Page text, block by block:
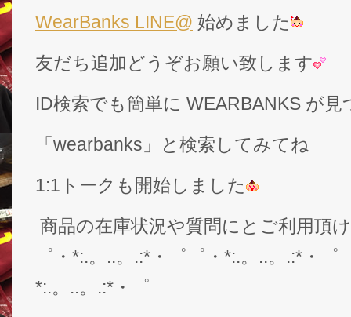
WearBanks LINE@ 始めました
友だち追加どうぞお願い致します
ID検索でも簡単に WEARBANKS が
「wearbanks」と検索してみてね
1:1トークも開始しました
商品の在庫状況や質問にとご利用頂
゜・*:.。..。.:*・゜゜・*:.。..。.:*・
*:.。..。.:*・゜